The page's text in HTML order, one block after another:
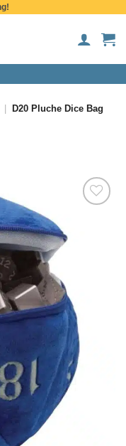
D20 Pluche Dice Bag